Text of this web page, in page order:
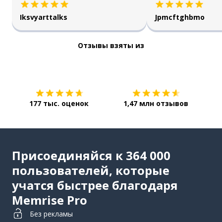
Iksvyarttalks Jpmcftghbmo
Отзывы взяты из
177 тыс. оценок 1,47 млн отзывов
Присоединяйся к 364 000
пользователей, которые
учатся быстрее благодаря
Memrise Pro
Без рекламы